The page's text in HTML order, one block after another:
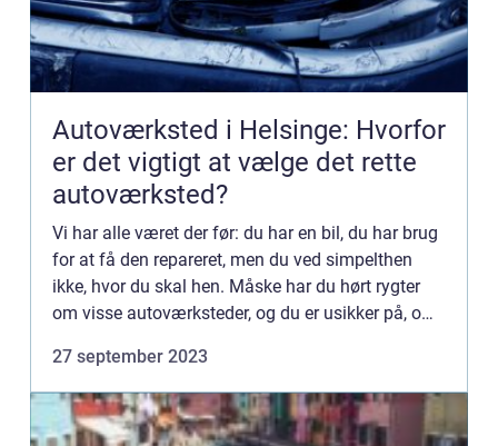
Autoværksted i Helsinge: Hvorfor
er det vigtigt at vælge det rette
autoværksted?
Vi har alle været der før: du har en bil, du har brug
for at få den repareret, men du ved simpelthen
ikke, hvor du skal hen. Måske har du hørt rygter
om visse autoværksteder, og du er usikker på, om
27 september 2023